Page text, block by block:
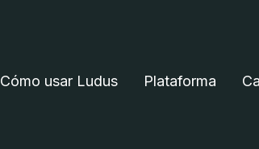
Cómo usar Ludus Plataforma